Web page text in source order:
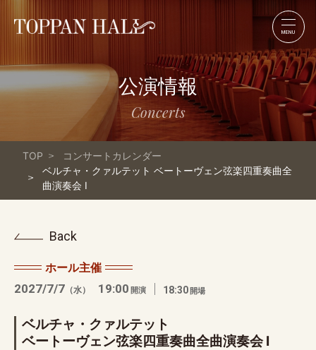
MENU
公演情報
Concerts
TOP
コンサートカレンダー
ベルチャ・クァルテット ベートーヴェン弦楽四重奏曲全
曲演奏会 I
Back
ホール主催
2027/7/7 （水） 19:00 開演 18:30 開場
ベルチャ・クァルテット
ベートーヴェン弦楽四重奏曲全曲演奏会 I